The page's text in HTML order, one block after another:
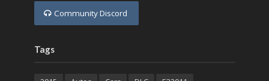
Community Discord
Tags